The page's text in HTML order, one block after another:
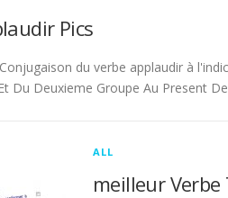
Pics
du verbe applaudir à
Du Deuxieme Groupe Au Present
ALL
meilleur Verbe